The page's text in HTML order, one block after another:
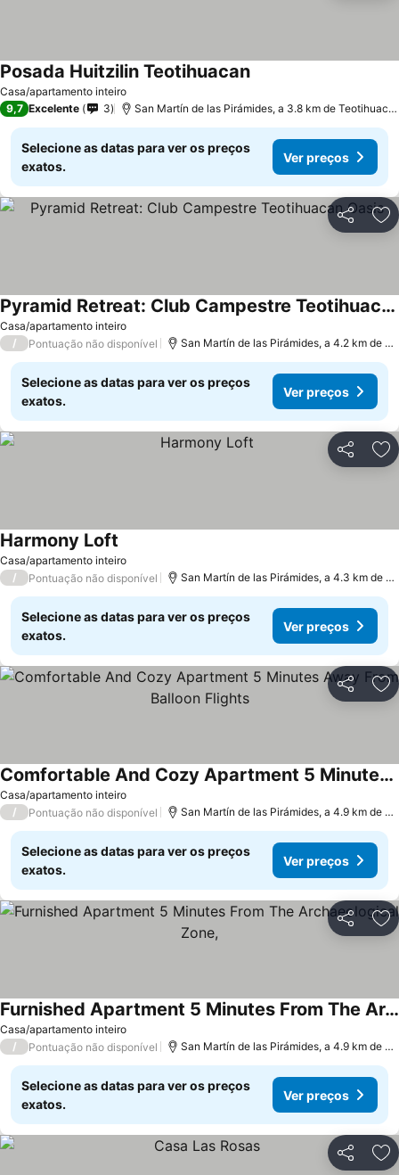
Casa/apartamento inteiro
Posada Huitzilin TeotihuacanVer preços
9,7 Excelente 3 San Martín de las Pirámides, a 3.8 km de
Selecione as datas para ver os preços
exatos.
Ver preços
Partilhar
Casa/apartamento inteiro
Pyramid Retreat: Club Campestre Teotihuacan Oasis
Ver preços
/ Pontuação não disponível San Martín de las Pirámides, a 4.2 km de
Selecione as datas para ver os preços
exatos.
Ver preços
Partilhar
Casa/apartamento inteiro
Harmony Loft
/ Pontuação não disponível San Martín de las Pirámides, a 4.3 km de
Selecione as datas para ver os preços
exatos.
Ver preços
Partilhar
Casa/apartamento inteiro
Comfortable And Cozy Apartment 5 Minutes Away From Balloon Flights
Ver preços
/ Pontuação não disponível San Martín de las Pirámides, a 4.9 km de
Selecione as datas para ver os preços
exatos.
Ver preços
Partilhar
Casa/apartamento inteiro
Furnished Apartment 5 Minutes From The Archaeological Zone,
Ver preços
/ Pontuação não disponível San Martín de las Pirámides, a 4.9 km de
Selecione as datas para ver os preços
exatos.
Ver preços
Partilhar